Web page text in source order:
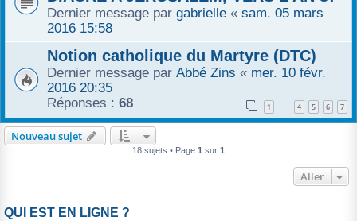
Dernier message par gabrielle « sam. 05 mars
2016 15:58
Notion catholique du Martyre (DTC)
Dernier message par Abbé Zins « mer. 10 févr.
2016 20:35
Réponses : 68 1 … 4 5 6 7
Nouveau sujet
18 sujets • Page 1 sur 1
Aller
QUI EST EN LIGNE ?